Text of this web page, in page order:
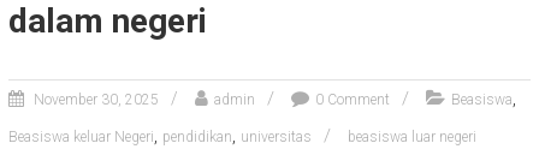
dalam negeri
November 30, 2025 admin 0 Comment Beasiswa,
Beasiswa keluar Negeri, pendidikan, universitas beasiswa luar negeri